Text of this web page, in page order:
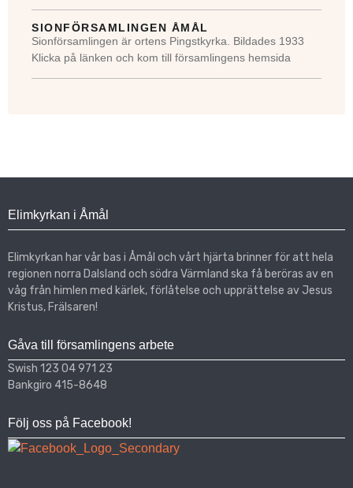
SIONFÖRSAMLINGEN ÅMÅL
Sionförsamlingen är ortens Pingstkyrka. Bildades 1933
Klicka på länken och kom till församlingens hemsida
Elimkyrkan i Åmål
Elimkyrkan har vår bas i Åmål och vårt hjärta brinner för att hela
regionen norra Dalsland och södra Värmland ska få beröras av en
våg från himlen med kärlek, förlåtelse och upprättelse av Jesus
Kristus, Frälsaren!
Gåva till församlingens arbete
Swish 123 04 971 23
Bankgiro 415-8648
Följ oss på Facebook!